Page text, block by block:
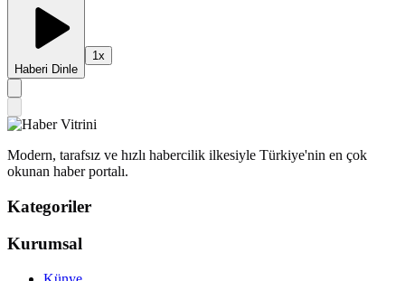
Haberi Dinle
1x
Modern, tarafsız ve hızlı habercilik ilkesiyle Türkiye'nin en çok
okunan haber portalı.
Kategoriler
Kurumsal